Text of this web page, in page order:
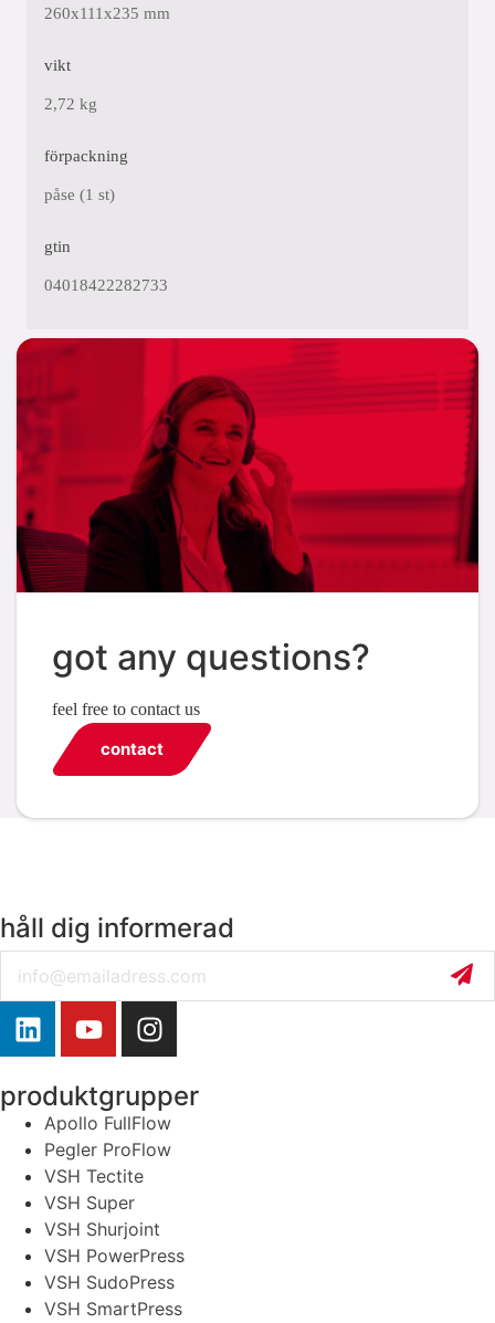
260x111x235 mm
vikt
2,72 kg
förpackning
påse (1 st)
gtin
04018422282733
got any questions?
feel free to contact us
contact
håll dig informerad
produktgrupper
Apollo FullFlow
Pegler ProFlow
VSH Tectite
VSH Super
VSH Shurjoint
VSH PowerPress
VSH SudoPress
VSH SmartPress